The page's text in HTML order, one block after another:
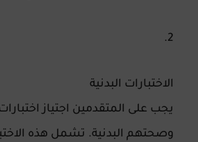
الاختبارات البدنية
يجب على المتقدمين اجتياز
وصحتهم البدنية. تشمل هذه